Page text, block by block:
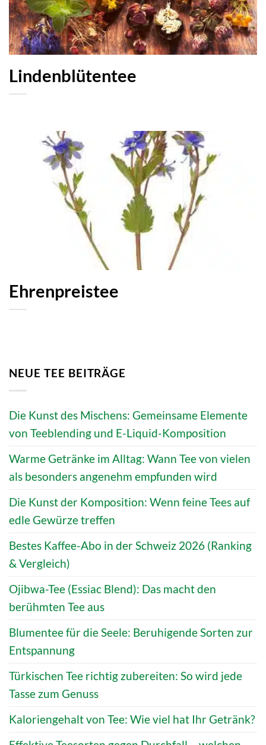
Lindenblütentee
Ehrenpreistee
NEUE TEE BEITRÄGE
Die Kunst des Mischens: Gemeinsame Elemente
von Teeblending und E-Liquid-Komposition
Warme Getränke im Alltag: Wann Tee von vielen
als besonders angenehm empfunden wird
Die Kunst der Komposition: Wenn feine Tees auf
edle Gewürze treffen
Bestes Kaffee-Abo in der Schweiz 2026 (Ranking
& Vergleich)
Ojibwa-Tee (Essiac Blend): Das macht den
berühmten Tee aus
Blumentee für die Seele: Beruhigende Sorten zur
Entspannung
Türkischen Tee richtig zubereiten: So wird jede
Tasse zum Genuss
Kaloriengehalt von Tee: Wie viel hat Ihr Getränk?